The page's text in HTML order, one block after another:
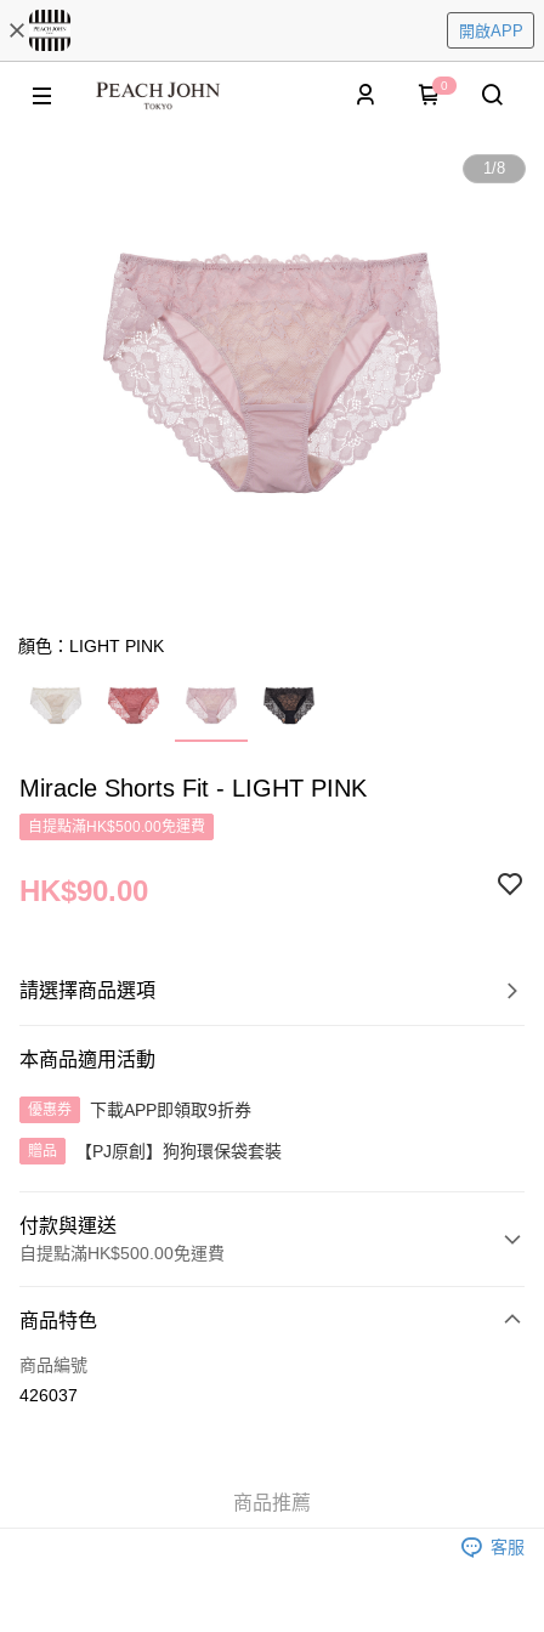
開啟APP
0
1/8
顏色：LIGHT PINK
Miracle Shorts Fit - LIGHT PINK
自提點滿HK$500.00免運費
HK$90.00
請選擇商品選項
本商品適用活動
優惠券 下載APP即領取9折券
贈品 【PJ原創】狗狗環保袋套裝
付款與運送
自提點滿HK$500.00免運費
信用卡
AlipayHK
每筆HK$40.00，滿HK$500.00或以上免運費
商品特色
商品編號
426037
商品推薦
客服